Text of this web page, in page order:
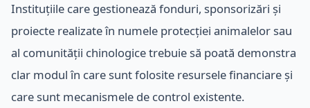
Instituțiile care gestionează fonduri, sponsorizări și
proiecte realizate în numele protecției animalelor sau
al comunității chinologice trebuie să poată demonstra
clar modul în care sunt folosite resursele financiare și
care sunt mecanismele de control existente.